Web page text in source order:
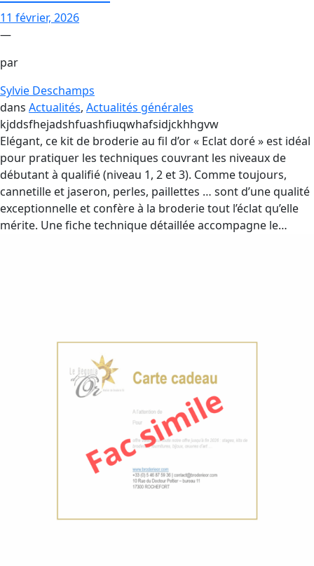
11 février, 2026
—
par
Sylvie Deschamps
dans Actualités, Actualités générales
kjddsfhejadshfuashfiuqwhafsidjckhhgvw
Elégant, ce kit de broderie au fil d’or « Eclat doré » est idéal
pour pratiquer les techniques couvrant les niveaux de
débutant à qualifié (niveau 1, 2 et 3). Comme toujours,
cannetille et jaseron, perles, paillettes … sont d’une qualité
exceptionnelle et confère à la broderie tout l’éclat qu’elle
mérite. Une fiche technique détaillée accompagne le…